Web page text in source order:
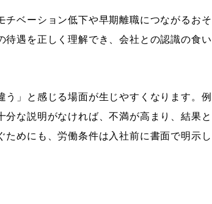
ベーション低下や早期離職につながるおそ
遇を正しく理解でき、会社との認識の食い
」と感じる場面が生じやすくなります。例
な説明がなければ、不満が高まり、結果と
めにも、労働条件は入社前に書面で明示し